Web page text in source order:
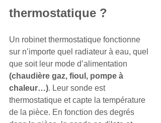
thermostatique ?
Un robinet thermostatique fonctionne
sur n’importe quel radiateur à eau, quel
que soit leur mode d’alimentation
(chaudière gaz, fioul, pompe à
chaleur…). Leur sonde est
thermostatique et capte la température
de la pièce. En fonction des degrés